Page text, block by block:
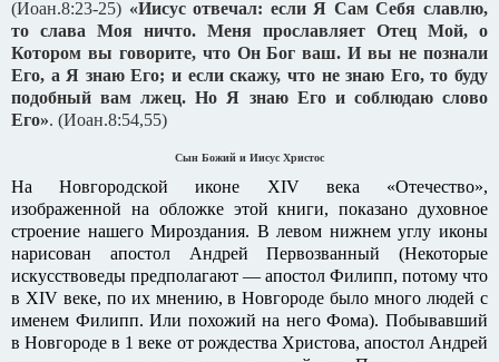
(Иоан.8:23-25) «Иисус отвечал: если Я Сам Себя славлю,
то слава Моя ничто. Меня прославляет Отец Мой, о
Котором вы говорите, что Он Бог ваш. И вы не познали
Его, а Я знаю Его; и если скажу, что не знаю Его, то буду
подобный вам лжец. Но Я знаю Его и соблюдаю слово
Его». (Иоан.8:54,55)
Сын Божий и Иисус Христос
На Новгородской иконе XIV века «Отечество»,
изображенной на обложке этой книги, показано духовное
строение нашего Мироздания. В левом нижнем углу иконы
нарисован апостол Андрей Первозванный (Некоторые
искусствоведы предполагают — апостол Филипп, потому что
в XIV веке, по их мнению, в Новгороде было много людей с
именем Филипп. Или похожий на него Фома). Побывавший
в Новгороде в 1 веке от рождества Христова, апостол Андрей